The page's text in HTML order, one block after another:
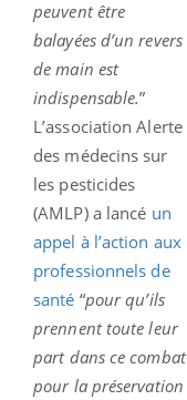
peuvent être
balayées d’un revers
de main est
indispensable.”
L’association Alerte
des médecins sur
les pesticides
(AMLP) a lancé un
appel à l’action aux
professionnels de
santé “pour qu’ils
prennent toute leur
part dans ce combat
pour la préservation